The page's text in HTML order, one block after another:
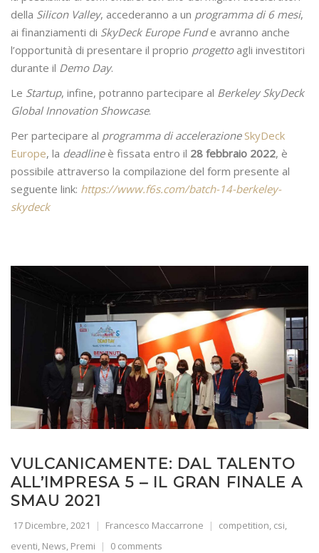
della Silicon Valley, accederanno a un programma di 6 mesi,
ai finanziamenti di SkyDeck Europe Funde avranno anche
l’opportunità di presentare il proprio progettoagli investitori
durante il Demo Day.
Le Startup, infine, potranno partecipare al Berkeley SkyDeck
Global Innovation Showcase.
Per partecipare al programma di accelerazione SkyDeck
Europe, la deadlineè fissata entro il 28 febbraio 2022, è
possibile attraverso la compilazione del form presente al
seguente link: https://www.f6s.com/batch-14-berkeley-
skydeck
VULCANICAMENTE: DAL TALENTO
ALL’IMPRESA 5 – IL GRAN FINALE A
SMAU 2021
17 Dicembre, 2021 Francesco Maccarrone competition, csi,
eventi, News, Premi 0 comments